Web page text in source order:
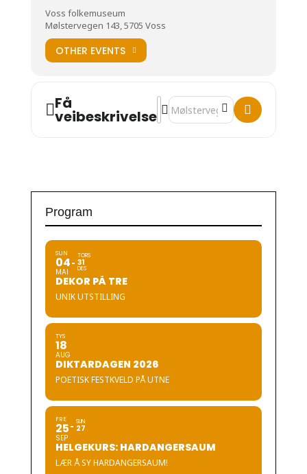
Voss folkemuseum
Mølstervegen 143, 5705 Voss
OTHER EVENTS
Få
veibeskrivelse
Address - Handverk [pXyF0UYmW]
Destination Address -
Program
SUN
04
MAI
TORS
31
DES
DEKOR PÅ TRE
UNIK UTSTILLING
TYS
18
AUG
DIKTARDAGEN 2026
POETISK FESTKVELD PÅ UTNE
FRE
25
SEP
SUN
27
HELGEKURS: HARDANGERSAUM
LÆR Å SY HARDANGERSAUM!